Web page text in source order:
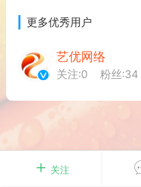
任务
网络
VIP 7
29 21:24
网盘下载
Laptop Go 2 i5/8/
关注
更多优秀用户
艺优网络
关注:0 粉丝:34